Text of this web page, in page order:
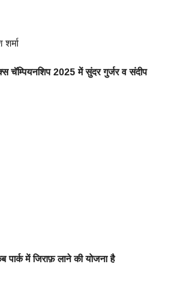
चॅम्पियनशिप 2025 में सुंदर गुर्जर व संदीप
पार्क में जिराफ़ लाने की योजना है